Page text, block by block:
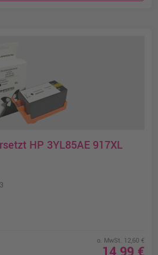
HP 3YL85AE 917XL
o. MwSt. 12,60 €